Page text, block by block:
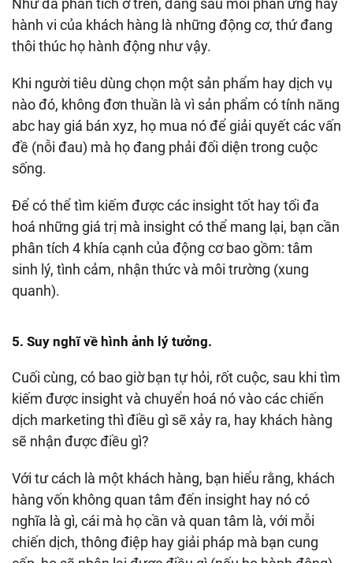
Như đã phân tích ở trên, đằng sau mỗi phản ứng hay
hành vi của khách hàng là những động cơ, thứ đang
thôi thúc họ hành động như vậy.
Khi người tiêu dùng chọn một sản phẩm hay dịch vụ
nào đó, không đơn thuần là vì sản phẩm có tính năng
abc hay giá bán xyz, họ mua nó để giải quyết các vấn
đề (nỗi đau) mà họ đang phải đối diện trong cuộc
sống.
Để có thể tìm kiếm được các insight tốt hay tối đa
hoá những giá trị mà insight có thể mang lại, bạn cần
phân tích 4 khía cạnh của động cơ bao gồm: tâm
sinh lý, tình cảm, nhận thức và môi trường (xung
quanh).
5. Suy nghĩ về hình ảnh lý tưởng.
Cuối cùng, có bao giờ bạn tự hỏi, rốt cuộc, sau khi tìm
kiếm được insight và chuyển hoá nó vào các chiến
dịch marketing thì điều gì sẽ xảy ra, hay khách hàng
sẽ nhận được điều gì?
Với tư cách là một khách hàng, bạn hiểu rằng, khách
hàng vốn không quan tâm đến insight hay nó có
nghĩa là gì, cái mà họ cần và quan tâm là, với mỗi
chiến dịch, thông điệp hay giải pháp mà bạn cung